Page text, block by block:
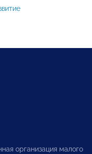
организация малого